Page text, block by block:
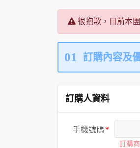
很抱歉，目前本
01 訂購內容及
訂購人資料
手機號碼
訂購